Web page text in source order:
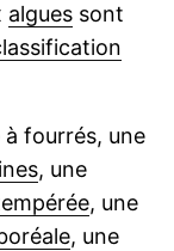
alguessont
fourrés, une
, une
, une
, une